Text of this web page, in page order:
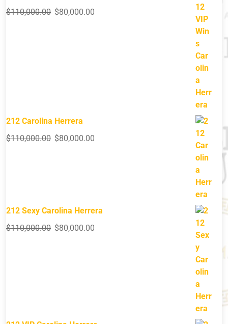
$110,000.00 $80,000.00
212 Carolina Herrera
$110,000.00 $80,000.00
212 Sexy Carolina Herrera
$110,000.00 $80,000.00